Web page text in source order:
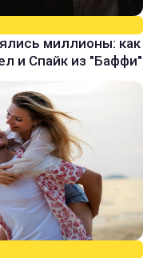
миллионы: как
и Спайк из "Баффи"